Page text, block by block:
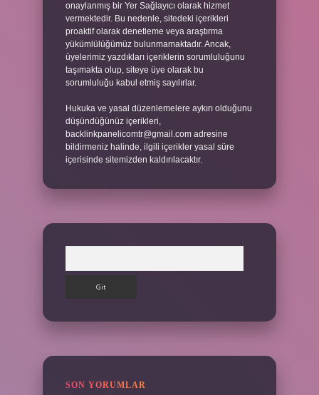
onaylanmış bir Yer Sağlayıcı olarak hizmet
vermektedir. Bu nedenle, sitedeki içerikleri
proaktif olarak denetleme veya araştırma
yükümlülüğümüz bulunmamaktadır. Ancak,
üyelerimiz yazdıkları içeriklerin sorumluluğunu
taşımakta olup, siteye üye olarak bu
sorumluluğu kabul etmiş sayılırlar.
Hukuka ve yasal düzenlemelere aykırı olduğunu
düşündüğünüz içerikleri,
backlinkpanelicomtr@gmail.com adresine
bildirmeniz halinde, ilgili içerikler yasal süre
içerisinde sitemizden kaldırılacaktır.
SON YORUMLAR